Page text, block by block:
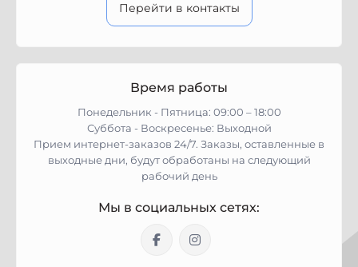
Перейти в контакты
Время работы
Понедельник - Пятница: 09:00 – 18:00
Суббота - Воскресенье: Выходной
Прием интернет-заказов 24/7. Заказы, оставленные в
выходные дни, будут обработаны на следующий
рабочий день
Мы в социальных сетях: